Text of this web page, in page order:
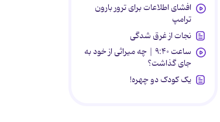
افشای اطلاعات برای ترور بارون
ترامپ
نجات از غرق شدگی
ساعت ۹:۴۰ | چه میراثی از خود به
جای گذاشت؟
یک کودک دو چهره!